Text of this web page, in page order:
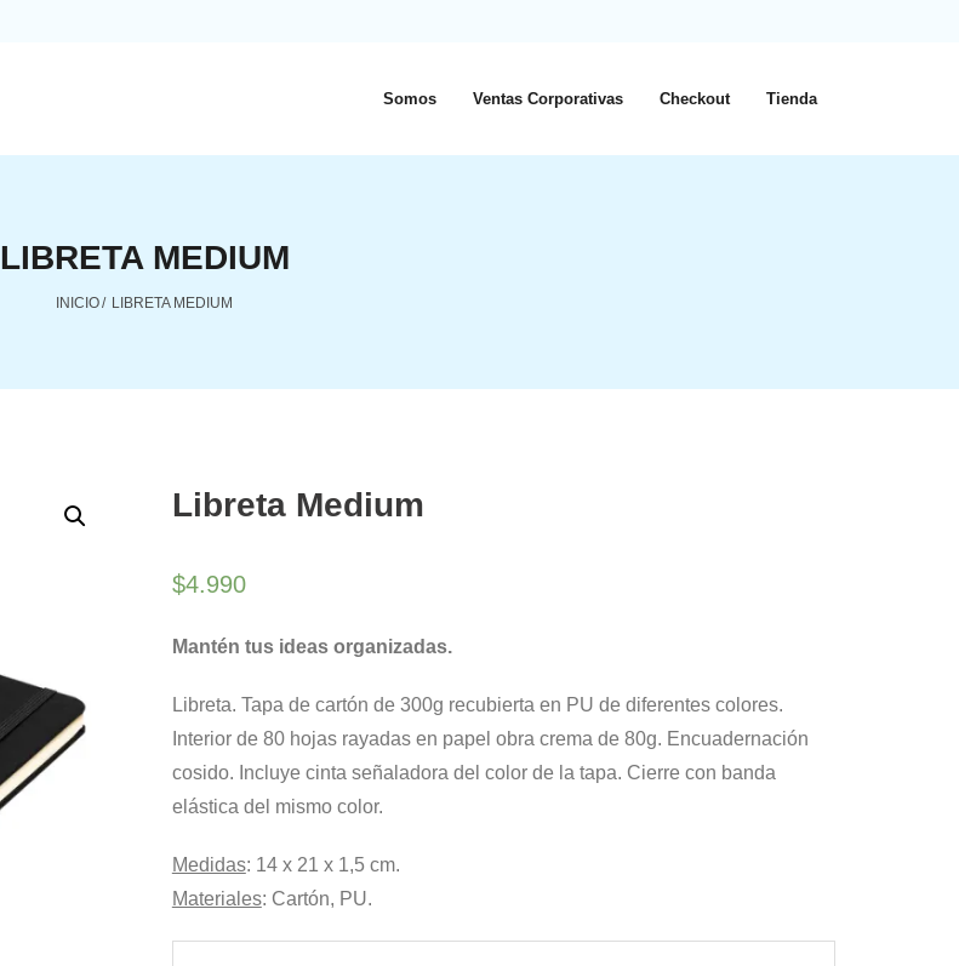
Somos Ventas Corporativas Checkout Tienda
LIBRETA MEDIUM
INICIO/ LIBRETA MEDIUM
Libreta Medium
$4.990
Mantén tus ideas organizadas.
Libreta. Tapa de cartón de 300g recubierta en PU de diferentes colores.
Interior de 80 hojas rayadas en papel obra crema de 80g. Encuadernación
cosido. Incluye cinta señaladora del color de la tapa. Cierre con banda
elástica del mismo color.
Medidas: 14 x 21 x 1,5 cm.
Materiales: Cartón, PU.